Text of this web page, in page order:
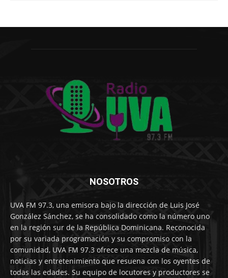
NOSOTROS
UVA FM 97.3, una emisora bajo la dirección de Luis José
González Sánchez, se ha consolidado como la número uno
en la región sur de la República Dominicana. Reconocida
por su variada programación y su compromiso con la
comunidad, UVA FM 97.3 ofrece una mezcla de música,
noticias y entretenimiento que resuena con los oyentes de
todas las edades. Su equipo de locutores y productores se